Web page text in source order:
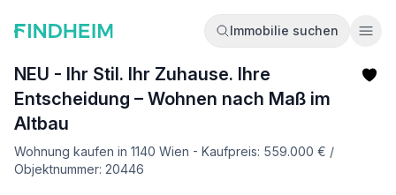
Immobilie suchen
NEU - Ihr Stil. Ihr Zuhause. Ihre
Entscheidung – Wohnen nach Maß im
Altbau
Wohnung kaufen in 1140 Wien - Kaufpreis: 559.000 € /
Objektnummer: 20446